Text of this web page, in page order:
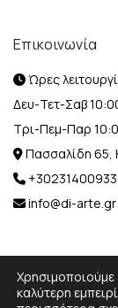
Επικοινωνία
Ώρες
Δευ-Τετ-Σαβ
Τρι-Πεμ-Παρ
Πασσαλίδη 65,
info@di-arte.gr
καλύτερη